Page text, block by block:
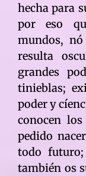
hecha para
por eso
mundos,
resulta
grandes
tinieblas;
poder y
conocen
pedido
todo
también os